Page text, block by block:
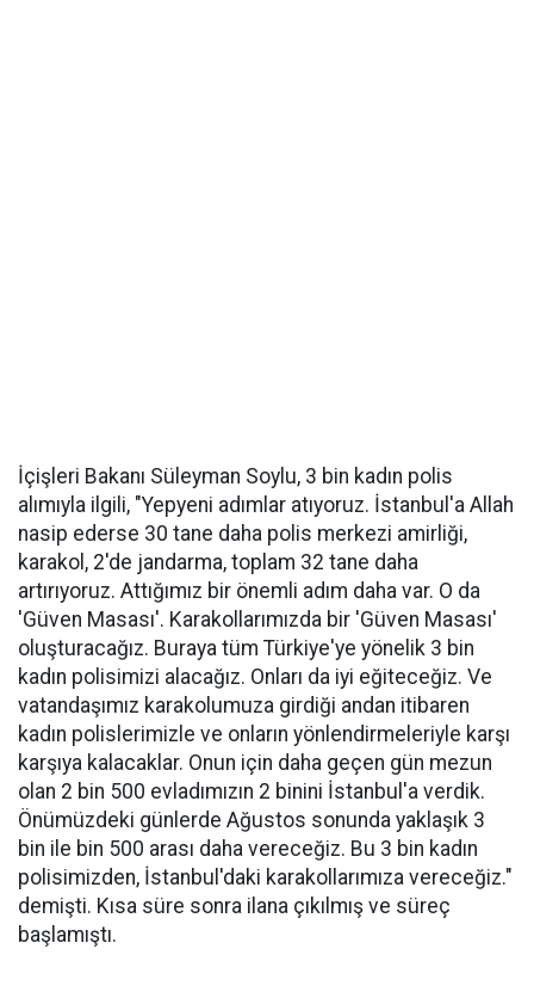
İçişleri Bakanı Süleyman Soylu, 3 bin kadın polis
alımıyla ilgili, "Yepyeni adımlar atıyoruz. İstanbul'a Allah
nasip ederse 30 tane daha polis merkezi amirliği,
karakol, 2'de jandarma, toplam 32 tane daha
artırıyoruz. Attığımız bir önemli adım daha var. O da
'Güven Masası'. Karakollarımızda bir 'Güven Masası'
oluşturacağız. Buraya tüm Türkiye'ye yönelik 3 bin
kadın polisimizi alacağız. Onları da iyi eğiteceğiz. Ve
vatandaşımız karakolumuza girdiği andan itibaren
kadın polislerimizle ve onların yönlendirmeleriyle karşı
karşıya kalacaklar. Onun için daha geçen gün mezun
olan 2 bin 500 evladımızın 2 binini İstanbul'a verdik.
Önümüzdeki günlerde Ağustos sonunda yaklaşık 3
bin ile bin 500 arası daha vereceğiz. Bu 3 bin kadın
polisimizden, İstanbul'daki karakollarımıza vereceğiz."
demişti. Kısa süre sonra ilana çıkılmış ve süreç
başlamıştı.